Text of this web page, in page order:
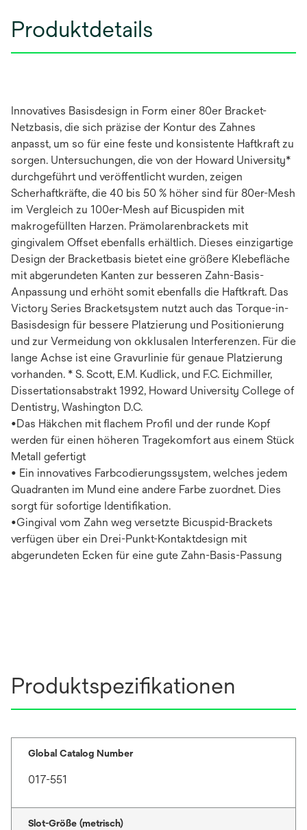
Produktdetails
Innovatives Basisdesign in Form einer 80er Bracket-
Netzbasis, die sich präzise der Kontur des Zahnes
anpasst, um so für eine feste und konsistente Haftkraft zu
sorgen. Untersuchungen, die von der Howard University*
durchgeführt und veröffentlicht wurden, zeigen
Scherhaftkräfte, die 40 bis 50 % höher sind für 80er-Mesh
im Vergleich zu 100er-Mesh auf Bicuspiden mit
makrogefüllten Harzen. Prämolarenbrackets mit
gingivalem Offset ebenfalls erhältlich. Dieses einzigartige
Design der Bracketbasis bietet eine größere Klebefläche
mit abgerundeten Kanten zur besseren Zahn-Basis-
Anpassung und erhöht somit ebenfalls die Haftkraft. Das
Victory Series Bracketsystem nutzt auch das Torque-in-
Basisdesign für bessere Platzierung und Positionierung
und zur Vermeidung von okklusalen Interferenzen. Für die
lange Achse ist eine Gravurlinie für genaue Platzierung
vorhanden. * S. Scott, E.M. Kudlick, und F.C. Eichmiller,
Dissertationsabstrakt 1992, Howard University College of
Dentistry, Washington D.C.
•Das Häkchen mit flachem Profil und der runde Kopf
werden für einen höheren Tragekomfort aus einem Stück
Metall gefertigt
• Ein innovatives Farbcodierungssystem, welches jedem
Quadranten im Mund eine andere Farbe zuordnet. Dies
sorgt für sofortige Identifikation.
•Gingival vom Zahn weg versetzte Bicuspid-Brackets
verfügen über ein Drei-Punkt-Kontaktdesign mit
abgerundeten Ecken für eine gute Zahn-Basis-Passung
Produktspezifikationen
Global Catalog Number
017-551
Slot-Größe (metrisch)